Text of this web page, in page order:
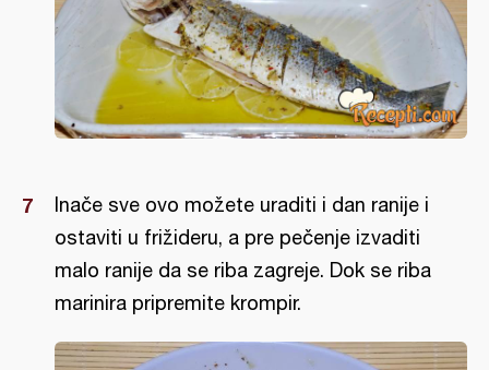
Inače sve ovo možete uraditi i dan ranije i
ostaviti u frižideru, a pre pečenje izvaditi
malo ranije da se riba zagreje. Dok se riba
marinira pripremite krompir.